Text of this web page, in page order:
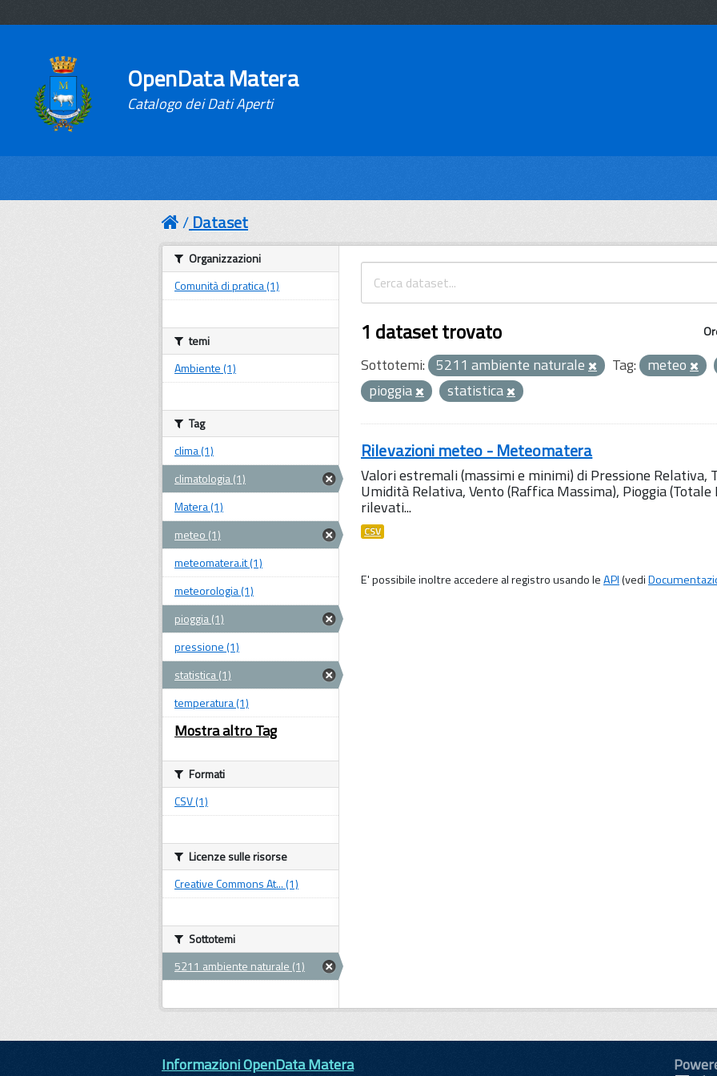
OpenData Matera
Catalogo dei Dati Aperti
Dataset
1 dataset trovato
Sottotemi: 5211 ambiente naturale Tag: meteo
pioggia
statistica
Rilevazioni meteo - Meteomatera
Valori estremali (massimi e minimi) di Pressione Relativa,
Umidità Relativa, Vento (Raffica Massima), Pioggia
rilevati...
CSV
E' possibile inoltre accedere al registro usando leAPI(vedi
Organizzazioni
Comunità di pratica (1)
temi
Ambiente (1)
Tag
clima (1)
climatologia (1)
Matera (1)
meteo (1)
meteomatera.it (1)
meteorologia (1)
pioggia (1)
pressione (1)
statistica (1)
temperatura (1)
Mostra altro Tag
Formati
CSV (1)
Licenze sulle risorse
Creative Commons At... (1)
Sottotemi
5211 ambiente naturale (1)
Informazioni OpenData Matera